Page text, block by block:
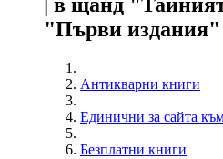
"Първи издания"
Антикварни книги
Единични за сайта
Безплатни книги